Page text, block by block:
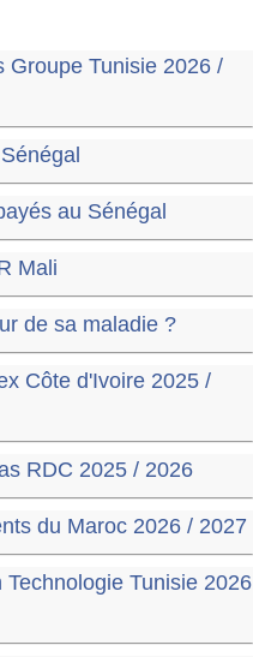
Groupe Tunisie 2026 /
au Sénégal
Mali
de sa maladie ?
Côte d'Ivoire 2025 /
RDC 2025 / 2026
du Maroc 2026 / 2027
Tunisie 2026